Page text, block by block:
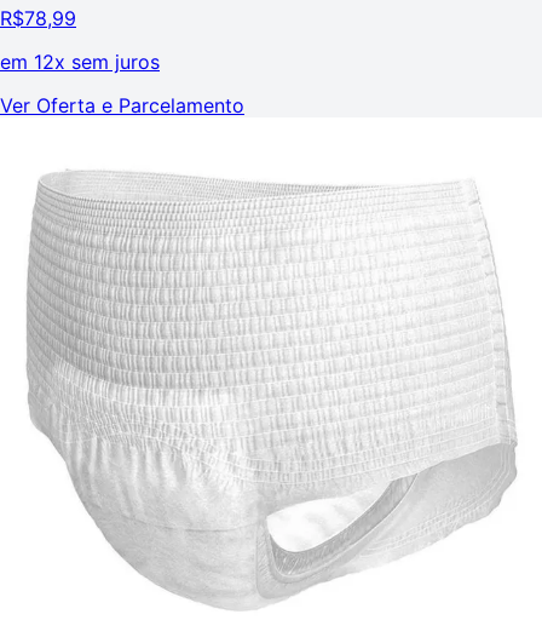
R$78,99
em 12x sem juros
Ver Oferta e Parcelamento